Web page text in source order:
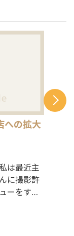
への拡大
は最近主
に撮影許
ーをする